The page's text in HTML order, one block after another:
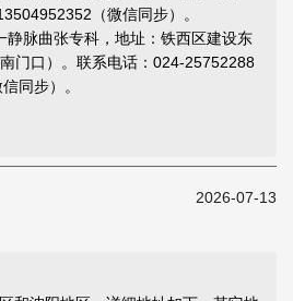
（微信同步）。
曲张专科，地址：铁西区建设东
门口）。联系电话：024-25752288
同步）。
2026-07-13